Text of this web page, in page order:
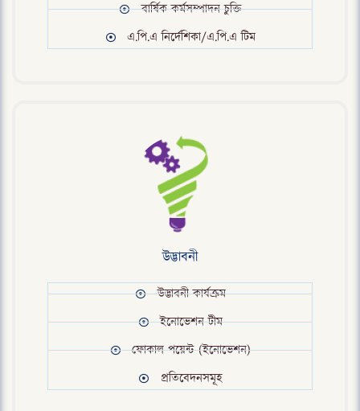
বার্ষিক কর্মসম্পাদন চুক্তি
এ.পি.এ নির্দেশিকা/এ.পি.এ টিম
উদ্ভাবনী
উদ্ভাবনী কার্যক্রম
ইনোভেশন টীম
ফোকাল পয়েন্ট (ইনোভেশন)
প্রতিবেদনসমূহ